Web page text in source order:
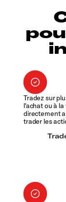
Tradez sur
l'achat ou à
directement
trader les